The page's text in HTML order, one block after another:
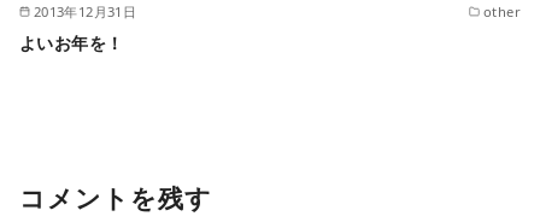
2013年12月31日 other
よいお年を！
コメントを残す